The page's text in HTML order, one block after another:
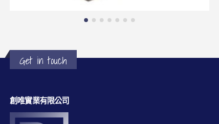
Get in touch
創唯實業有限公司